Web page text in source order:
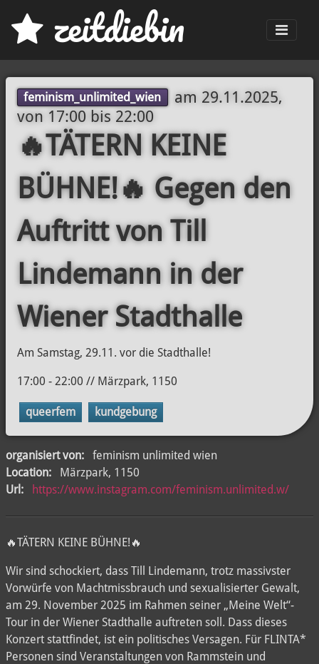
zeitdiebin
feminism_unlimited_wien am 29.11.2025,
von 17:00 bis 22:00
🔥TÄTERN KEINE
BÜHNE!🔥 Gegen den
Auftritt von Till
Lindemann in der
Wiener Stadthalle
Am Samstag, 29.11. vor die Stadthalle!
17:00 - 22:00 // Märzpark, 1150
queerfem kundgebung
organisiert von:
feminism unlimited wien
Location:
Märzpark, 1150
Url:
https://www.instagram.com/feminism.unlimited.w/
🔥TÄTERN KEINE BÜHNE!🔥
Wir sind schockiert, dass Till Lindemann, trotz massivster
Vorwürfe von Machtmissbrauch und sexualisierter Gewalt,
am 29. November 2025 im Rahmen seiner „Meine Welt“-
Tour in der Wiener Stadthalle auftreten soll. Dass dieses
Konzert stattfindet, ist ein politisches Versagen. Für FLINTA*
Personen sind Veranstaltungen von Rammstein und